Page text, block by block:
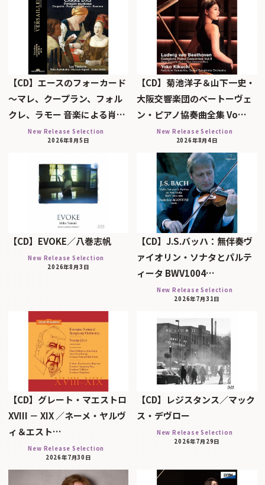
【CD】エースのフォーカード
～マレ、クープラン、フォル
クレ、ラモー 音楽による肖…
New Release Selection
2026年8月5日
【CD】菊池洋子＆山下一史・
大阪交響楽団のベートーヴェ
ン・ピアノ協奏曲全集 Vo…
New Release Selection
2026年8月4日
【CD】EVOKE／八巻志帆
New Release Selection
2026年8月3日
【CD】J.S.バッハ：無伴奏ヴ
ァイオリン・ソナタとパルテ
ィータ BWV1004…
New Release Selection
2026年7月31日
【CD】グレート・マエストロ
XVIII － XIX ／ネーメ・ヤルヴ
ィ＆エスト…
New Release Selection
2026年7月30日
【CD】レジスタンス／マック
ス・デヴロー
New Release Selection
2026年7月29日